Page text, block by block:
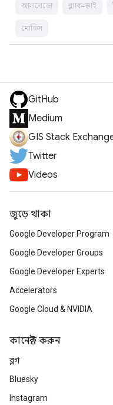
আলবেডো ব্ল্যাক-স্কাই
মোডিস
GitHub
Medium
GIS Stack
Twitter
Videos
জুড়ে থাকা
Google Developer Program
Google Developer Groups
Google Developer Experts
Accelerators
Google Cloud & NVIDIA
কানেক্ট করুন
ব্লগ
Bluesky
Instagram